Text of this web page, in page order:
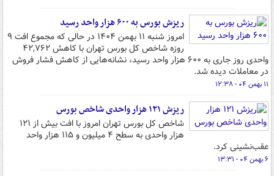
ریزش بورس به ۶۰۰ هزار واحد رسید
امروز شنبه ۱۱ بهمن ۱۴۰۴ در حالی که مجموع افت ۹
روزه شاخص کل بورس تهران با کاهش ۴۲,۷۶۲
واحدی روز جاری به ۶۰۰ هزار واحد رسید، نشانه‌هایی از کاهش فشار فروش
در معاملات دیده شد.
۱۱ بهمن ۰۴ - ۱۲:۳۸
ریزش ۱۲۱ هزار واحدی شاخص بورس
شاخص کل بورس تهران امروز با افت بیش از ۱۲۱
هزار واحدی به سطح ۴ میلیون و ۱۱۵ هزار واحد
عقب‌نشینی کرد.
۶ بهمن ۰۴ - ۱۳:۳۱